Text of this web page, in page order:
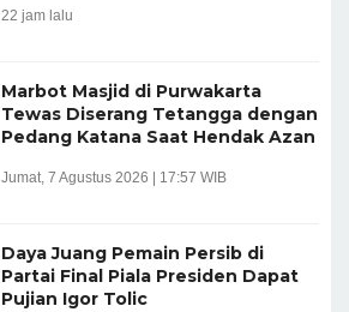
22 jam lalu
Marbot Masjid di Purwakarta
Tewas Diserang Tetangga dengan
Pedang Katana Saat Hendak Azan
Jumat, 7 Agustus 2026 | 17:57 WIB
Daya Juang Pemain Persib di
Partai Final Piala Presiden Dapat
Pujian Igor Tolic